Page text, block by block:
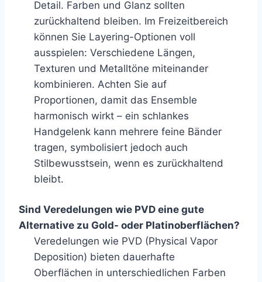
Detail. Farben und Glanz sollten
zurückhaltend bleiben. Im Freizeitbereich
können Sie Layering-Optionen voll
ausspielen: Verschiedene Längen,
Texturen und Metalltöne miteinander
kombinieren. Achten Sie auf
Proportionen, damit das Ensemble
harmonisch wirkt – ein schlankes
Handgelenk kann mehrere feine Bänder
tragen, symbolisiert jedoch auch
Stilbewusstsein, wenn es zurückhaltend
bleibt.
Sind Veredelungen wie PVD eine gute
Alternative zu Gold- oder Platinoberflächen?
Veredelungen wie PVD (Physical Vapor
Deposition) bieten dauerhafte
Oberflächen in unterschiedlichen Farben